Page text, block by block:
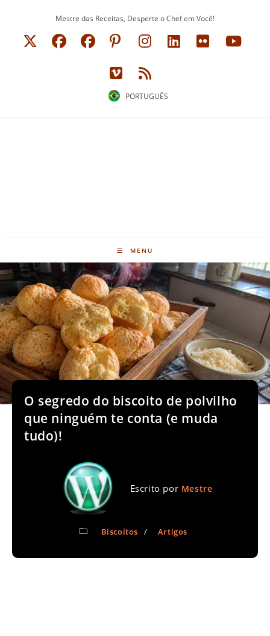
Mestre das Receitas, Desperte o Chef em Você!
PORTUGUÊS
MENU
O segredo do biscoito de polvilho
que ninguém te conta (e muda
tudo)!
Escrito por Mestre
Biscoitos / Artigos